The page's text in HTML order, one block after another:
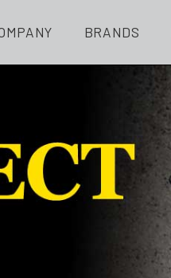
BRANDS